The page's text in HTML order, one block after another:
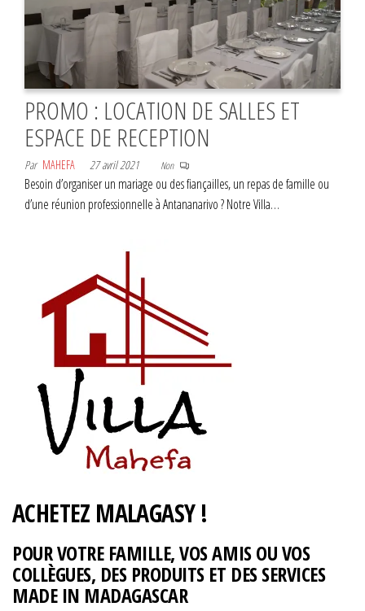
PROMO : LOCATION DE SALLES ET
ESPACE DE RECEPTION
Par MAHEFA 27 avril 2021 Non
Besoin d’organiser un mariage ou des fiançailles, un repas de famille ou
d’une réunion professionnelle à Antananarivo ? Notre Villa…
ACHETEZ MALAGASY !
POUR VOTRE FAMILLE, VOS AMIS OU VOS
COLLÈGUES, DES PRODUITS ET DES SERVICES
MADE IN MADAGASCAR